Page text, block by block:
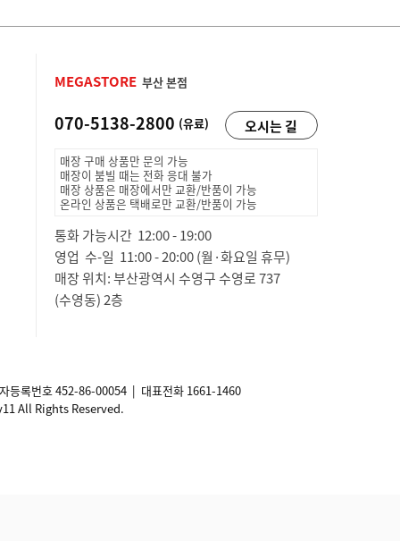
MEGASTORE 부산 본점
070-5138-2800 (유료) 오시는 길
매장 구매 상품만 문의 가능
매장이 붐빌 때는 전화 응대 불가
매장 상품은 매장에서만 교환/반품이 가능
온라인 상품은 택배로만 교환/반품이 가능
통화 가능시간 12:00 - 19:00
영업 수-일 11:00 - 20:00 (월·화요일 휴무)
매장 위치: 부산광역시 수영구 수영로 737
(수영동) 2층
등록번호452-86-00054 | 대표전화 1661-1460
All Rights Reserved.